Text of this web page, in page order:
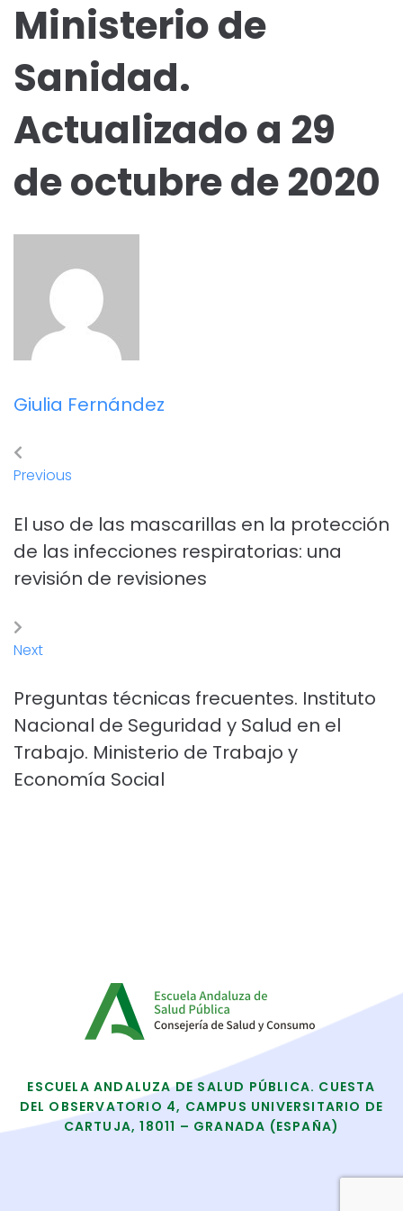
Ministerio de
Sanidad.
Actualizado a 29
de octubre de 2020
Giulia Fernández
Previous
El uso de las mascarillas en la protección
de las infecciones respiratorias: una
revisión de revisiones
Next
Preguntas técnicas frecuentes. Instituto
Nacional de Seguridad y Salud en el
Trabajo. Ministerio de Trabajo y
Economía Social
ESCUELA ANDALUZA DE SALUD PÚBLICA. CUESTA
DEL OBSERVATORIO 4, CAMPUS UNIVERSITARIO DE
CARTUJA, 18011 – GRANADA (ESPAÑA)